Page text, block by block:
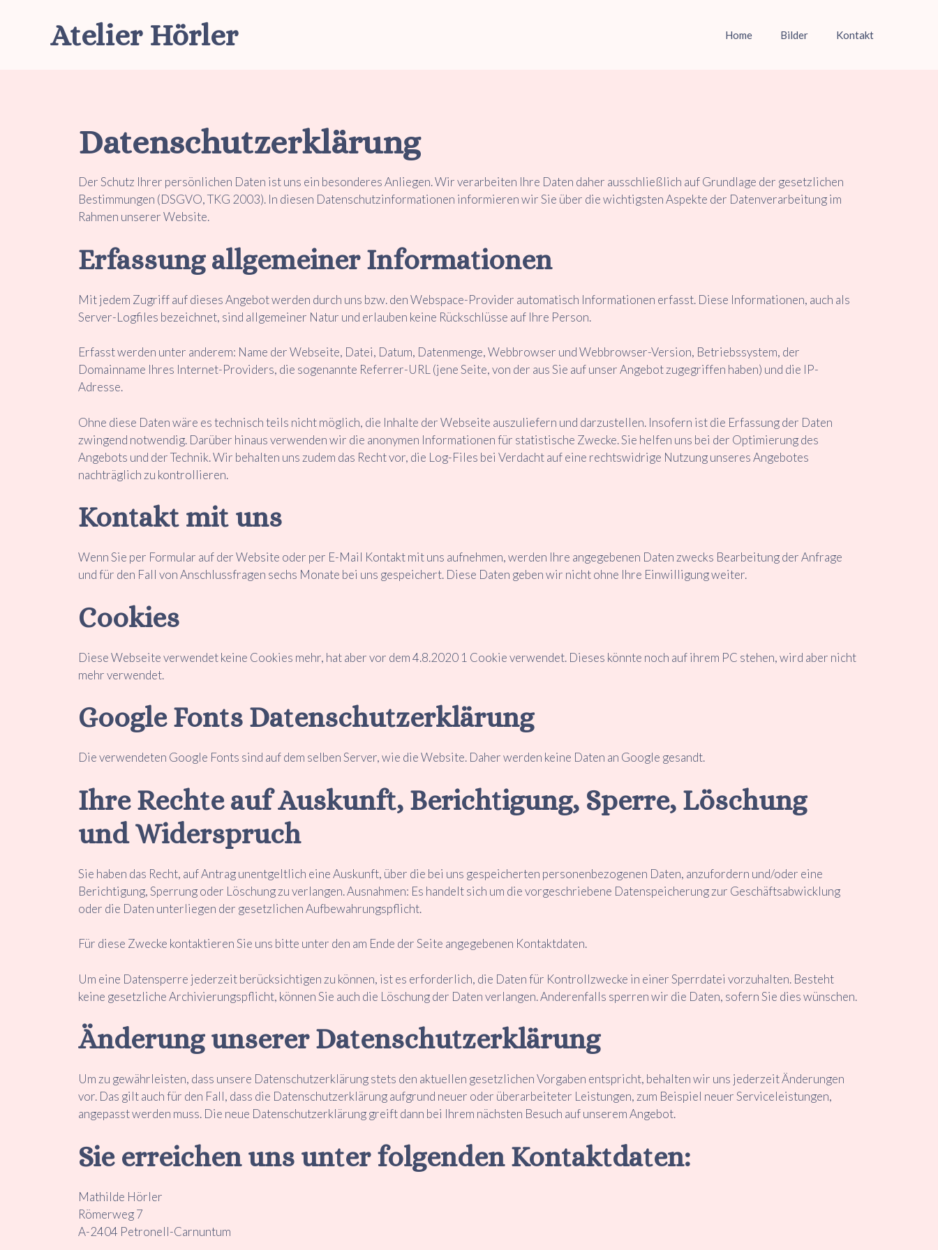
Atelier Hörler Home Bilder Kontakt
Datenschutzerklärung
Der Schutz Ihrer persönlichen Daten ist uns ein besonderes Anliegen. Wir verarbeiten Ihre Daten daher ausschließlich auf Grundlage der gesetzlichen
Bestimmungen (DSGVO, TKG 2003). In diesen Datenschutzinformationen informieren wir Sie über die wichtigsten Aspekte der Datenverarbeitung im
Rahmen unserer Website.
Erfassung allgemeiner Informationen
Mit jedem Zugriff auf dieses Angebot werden durch uns bzw. den Webspace-Provider automatisch Informationen erfasst. Diese Informationen, auch als
Server-Logfiles bezeichnet, sind allgemeiner Natur und erlauben keine Rückschlüsse auf Ihre Person.
Erfasst werden unter anderem: Name der Webseite, Datei, Datum, Datenmenge, Webbrowser und Webbrowser-Version, Betriebssystem, der
Domainname Ihres Internet-Providers, die sogenannte Referrer-URL (jene Seite, von der aus Sie auf unser Angebot zugegriffen haben) und die IP-
Adresse.
Ohne diese Daten wäre es technisch teils nicht möglich, die Inhalte der Webseite auszuliefern und darzustellen. Insofern ist die Erfassung der Daten
zwingend notwendig. Darüber hinaus verwenden wir die anonymen Informationen für statistische Zwecke. Sie helfen uns bei der Optimierung des
Angebots und der Technik. Wir behalten uns zudem das Recht vor, die Log-Files bei Verdacht auf eine rechtswidrige Nutzung unseres Angebotes
nachträglich zu kontrollieren.
Kontakt mit uns
Wenn Sie per Formular auf der Website oder per E-Mail Kontakt mit uns aufnehmen, werden Ihre angegebenen Daten zwecks Bearbeitung der Anfrage
und für den Fall von Anschlussfragen sechs Monate bei uns gespeichert. Diese Daten geben wir nicht ohne Ihre Einwilligung weiter.
Cookies
Diese Webseite verwendet keine Cookies mehr, hat aber vor dem 4.8.2020 1 Cookie verwendet. Dieses könnte noch auf ihrem PC stehen, wird aber nicht
mehr verwendet.
Google Fonts Datenschutzerklärung
Die verwendeten Google Fonts sind auf dem selben Server, wie die Website. Daher werden keine Daten an Google gesandt.
Ihre Rechte auf Auskunft, Berichtigung, Sperre, Löschung
und Widerspruch
Sie haben das Recht, auf Antrag unentgeltlich eine Auskunft, über die bei uns gespeicherten personenbezogenen Daten, anzufordern und/oder eine
Berichtigung, Sperrung oder Löschung zu verlangen. Ausnahmen: Es handelt sich um die vorgeschriebene Datenspeicherung zur Geschäftsabwicklung
oder die Daten unterliegen der gesetzlichen Aufbewahrungspflicht.
Für diese Zwecke kontaktieren Sie uns bitte unter den am Ende der Seite angegebenen Kontaktdaten.
Um eine Datensperre jederzeit berücksichtigen zu können, ist es erforderlich, die Daten für Kontrollzwecke in einer Sperrdatei vorzuhalten. Besteht
keine gesetzliche Archivierungspflicht, können Sie auch die Löschung der Daten verlangen. Anderenfalls sperren wir die Daten, sofern Sie dies wünschen.
Änderung unserer Datenschutzerklärung
Um zu gewährleisten, dass unsere Datenschutzerklärung stets den aktuellen gesetzlichen Vorgaben entspricht, behalten wir uns jederzeit Änderungen
vor. Das gilt auch für den Fall, dass die Datenschutzerklärung aufgrund neuer oder überarbeiteter Leistungen, zum Beispiel neuer Serviceleistungen,
angepasst werden muss. Die neue Datenschutzerklärung greift dann bei Ihrem nächsten Besuch auf unserem Angebot.
Sie erreichen uns unter folgenden Kontaktdaten:
Mathilde Hörler
Römerweg 7
A-2404 Petronell-Carnuntum